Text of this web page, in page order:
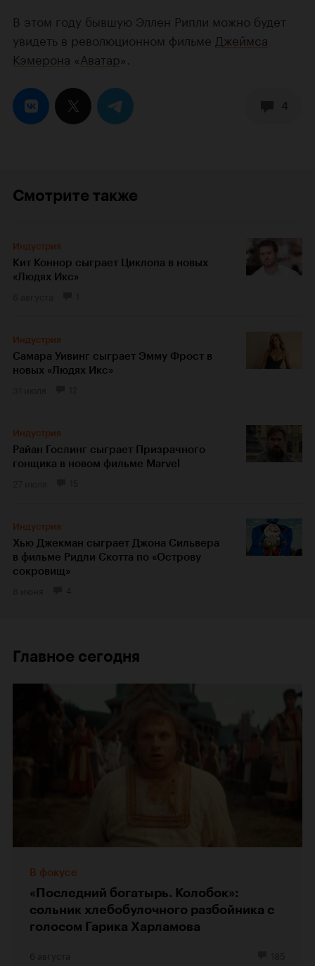
В этом году бывшую Эллен Рипли можно будет
увидеть в революционном фильме Джеймса
Кэмерона «Аватар».
Смотрите также
Индустрия
Кит Коннор сыграет Циклопа в новых
«Людях Икс»
Индустрия
Самара Уивинг сыграет Эмму Фрост в
новых «Людях Икс»
Индустрия
Райан Гослинг сыграет Призрачного
гонщика в новом фильме Marvel
Индустрия
Хью Джекман сыграет Джона Сильвера
в фильме Ридли Скотта по «Острову
сокровищ»
Главное сегодня
В фокусе
«Последний богатырь. Колобок»:
сольник хлебобулочного разбойника с
голосом Гарика Харламова